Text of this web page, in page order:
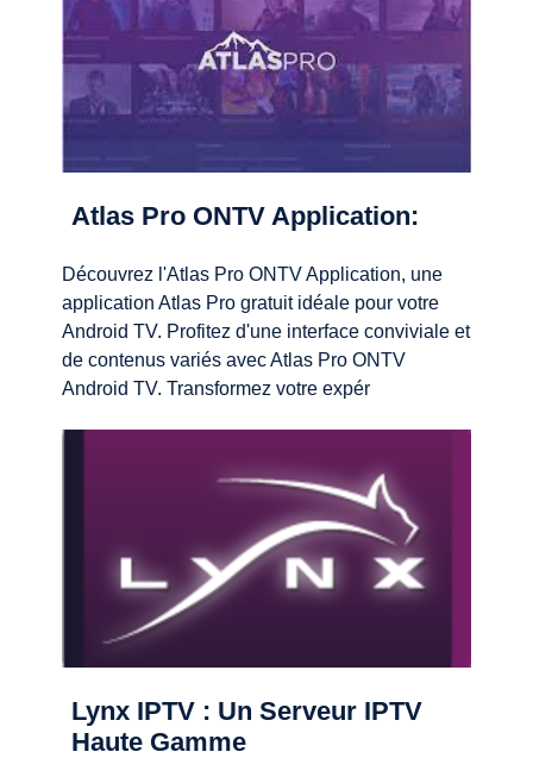
Atlas Pro ONTV Application:
Découvrez l'Atlas Pro ONTV Application, une
application Atlas Pro gratuit idéale pour votre
Android TV. Profitez d'une interface conviviale et
de contenus variés avec Atlas Pro ONTV
Android TV. Transformez votre expér
Lynx IPTV : Un Serveur IPTV
Haute Gamme